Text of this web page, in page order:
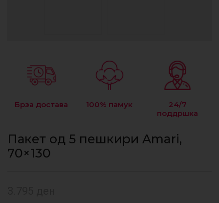
Брза достава 100% памук
24/7
поддршка
Пакет од 5 пешкири Amari,
70×130